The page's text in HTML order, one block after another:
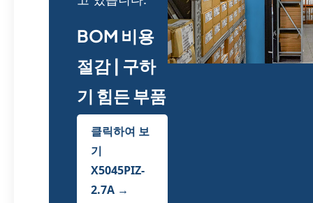
BOM 비용
절감 | 구하
기 힘든 부품
클릭하여 보
기
X5045PIZ-
2.7A →